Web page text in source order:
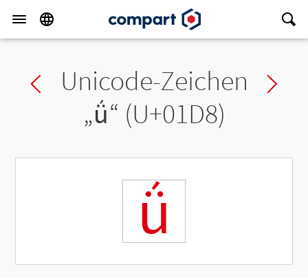
Previous char
Unicode-Zeichen
„ǘ“ (U+01D8)
ǘ